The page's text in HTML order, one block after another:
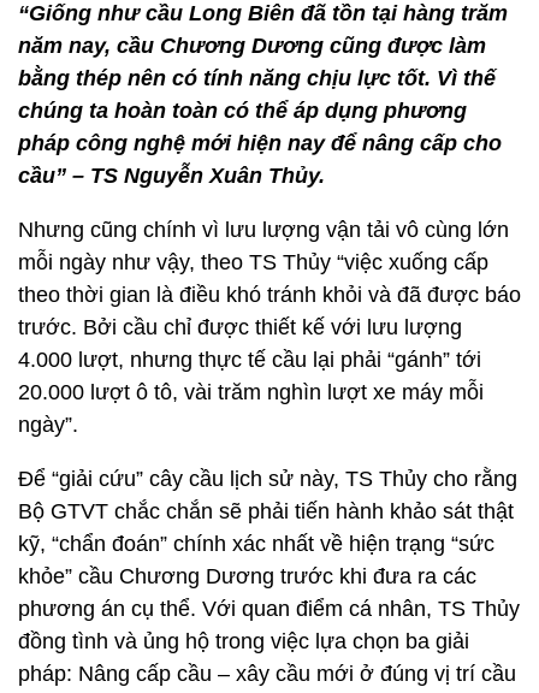
“Giống như cầu Long Biên đã tồn tại hàng trăm
năm nay, cầu Chương Dương cũng được làm
bằng thép nên có tính năng chịu lực tốt. Vì thế
chúng ta hoàn toàn có thể áp dụng phương
pháp công nghệ mới hiện nay để nâng cấp cho
cầu” – TS Nguyễn Xuân Thủy.
Nhưng cũng chính vì lưu lượng vận tải vô cùng lớn
mỗi ngày như vậy, theo TS Thủy “việc xuống cấp
theo thời gian là điều khó tránh khỏi và đã được báo
trước. Bởi cầu chỉ được thiết kế với lưu lượng
4.000 lượt, nhưng thực tế cầu lại phải “gánh” tới
20.000 lượt ô tô, vài trăm nghìn lượt xe máy mỗi
ngày”.
Để “giải cứu” cây cầu lịch sử này, TS Thủy cho rằng
Bộ GTVT chắc chắn sẽ phải tiến hành khảo sát thật
kỹ, “chẩn đoán” chính xác nhất về hiện trạng “sức
khỏe” cầu Chương Dương trước khi đưa ra các
phương án cụ thể. Với quan điểm cá nhân, TS Thủy
đồng tình và ủng hộ trong việc lựa chọn ba giải
pháp: Nâng cấp cầu – xây cầu mới ở đúng vị trí cầu